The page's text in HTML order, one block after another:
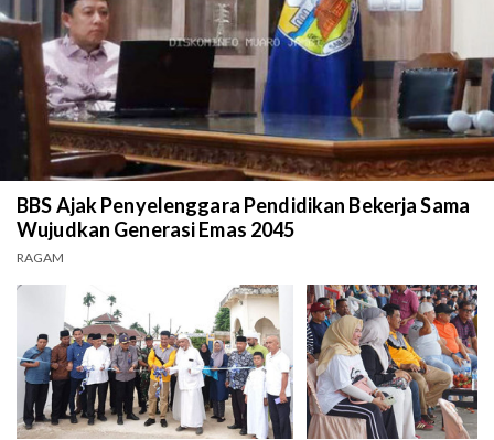
BBS Ajak Penyelenggara Pendidikan Bekerja Sama
Wujudkan Generasi Emas 2045
RAGAM